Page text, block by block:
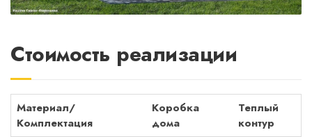
Стоимость реализации
Материал/
Комплектация
Коробка
дома
Теплый
контур